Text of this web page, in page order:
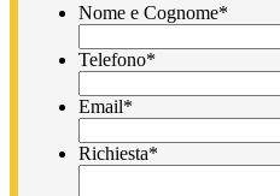
Nome e Cognome*
Telefono*
Email*
Richiesta*